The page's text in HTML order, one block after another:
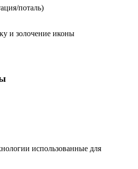
поталь)
и золочение иконы
использованные для